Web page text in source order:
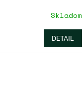
Skladom
DETAIL